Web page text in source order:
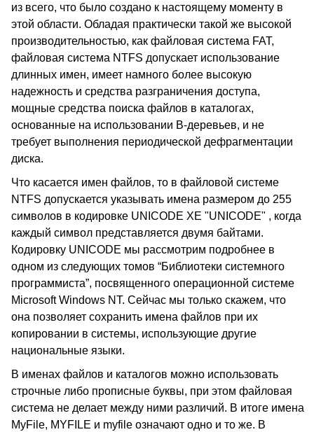
из всего, что было создано к настоящему моменту в
этой области. Обладая практически такой же высокой
производительностью, как файловая система FAT,
файловая система NTFS допускает использование
длинных имен, имеет намного более высокую
надежность и средства разграничения доступа,
мощные средства поиска файлов в каталогах,
основанные на использовании B-деревьев, и не
требует выполнения периодической дефрагментации
диска.
Что касается имен файлов, то в файловой системе
NTFS допускается указывать имена размером до 255
символов в кодировке UNICODE XE "UNICODE" , когда
каждый символ представляется двумя байтами.
Кодировку UNICODE мы рассмотрим подробнее в
одном из следующих томов “Библиотеки системного
программиста”, посвященного операционной системе
Microsoft Windows NT. Сейчас мы только скажем, что
она позволяет сохранить имена файлов при их
копировании в системы, использующие другие
национальные языки.
В именах файлов и каталогов можно использовать
строчные либо прописные буквы, при этом файловая
система не делает между ними различий. В итоге имена
MyFile, MYFILE и myfile означают одно и то же. В